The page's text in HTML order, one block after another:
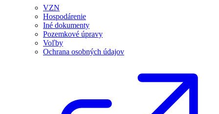
VZN
Hospodárenie
Iné dokumenty
Pozemkové úpravy
Voľby
Ochrana osobných údajov